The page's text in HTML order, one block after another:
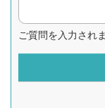
ご質問を入力され